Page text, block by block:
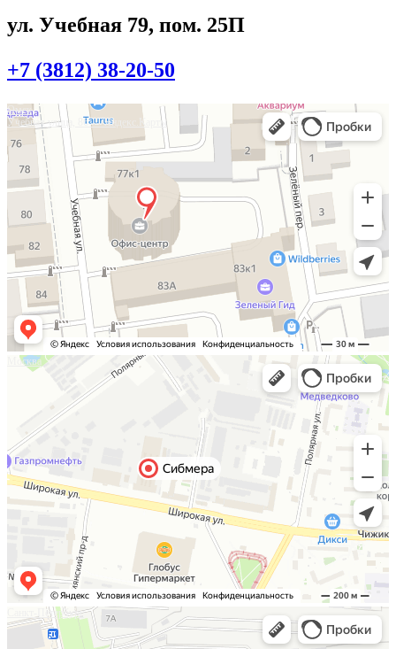
ул. Учебная 79, пом. 25П
+7 (3812) 38-20-50
Омск
Учебная улица, 86 — Яндекс.Карты
Москва
Санкт-Петербург